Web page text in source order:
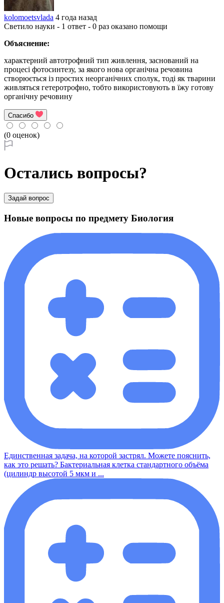
kolomoetsvlada 4 года назад
Светило науки - 1 ответ - 0 раз оказано помощи
Объяснение:
характерний автотрофний тип живлення, заснований на
процесі фотосинтезу, за якого нова органічна речовина
створюється із простих неорганічних сполук, тоді як тварини
живляться гетеротрофно, тобто використовують в їжу готову
органічну речовину
Спасибо
(0 оценок)
Остались вопросы?
Задай вопрос
Новые вопросы по предмету Биология
Единственная задача, на которой застрял. Можете пояснить,
как это решать? Бактериальная клетка стандартного объёма
(цилиндр высотой 5 мкм и ...